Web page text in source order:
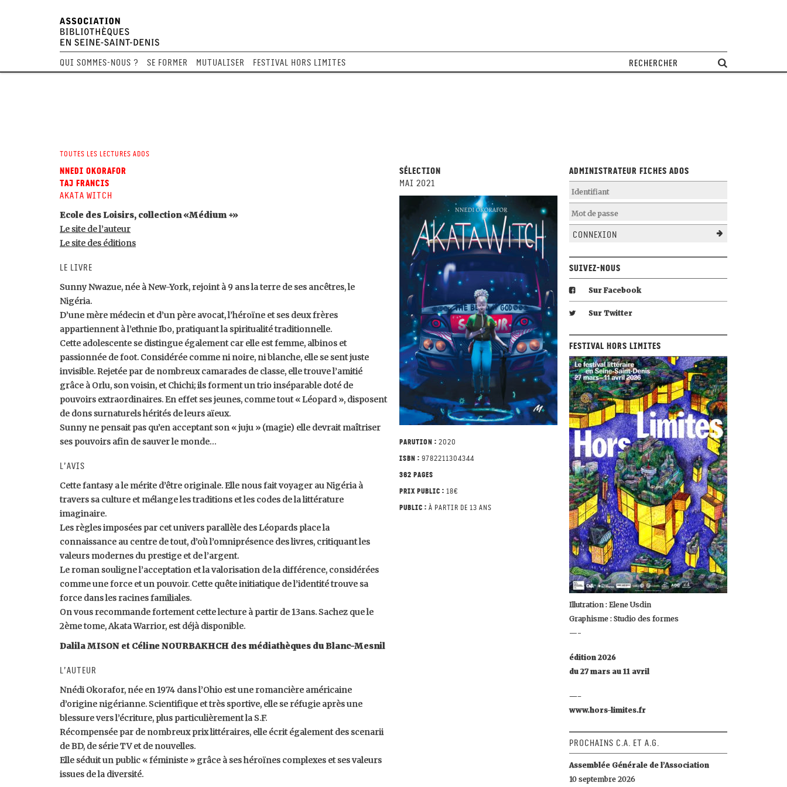
Qui sommes-nous ? Se former Mutualiser Festival Hors Limites
Toutes les lectures ados
Nnedi Okorafor
Taj Francis
Akata Witch
Ecole des Loisirs, collection «Médium +»
Le site de l’auteur
Le site des éditions
Le livre
Sunny Nwazue, née à New-York, rejoint à 9 ans la terre de ses ancêtres, le
Nigéria.
D’une mère médecin et d’un père avocat, l’héroïne et ses deux frères
appartiennent à l’ethnie Ibo, pratiquant la spiritualité traditionnelle.
Cette adolescente se distingue également car elle est femme, albinos et
passionnée de foot. Considérée comme ni noire, ni blanche, elle se sent juste
invisible. Rejetée par de nombreux camarades de classe, elle trouve l’amitié
grâce à Orlu, son voisin, et Chichi; ils forment un trio inséparable doté de
pouvoirs extraordinaires. En effet ses jeunes, comme tout « Léopard », disposent
de dons surnaturels hérités de leurs aïeux.
Sunny ne pensait pas qu’en acceptant son « juju » (magie) elle devrait maîtriser
ses pouvoirs afin de sauver le monde…
L’avis
Cette fantasy a le mérite d’être originale. Elle nous fait voyager au Nigéria à
travers sa culture et mélange les traditions et les codes de la littérature
imaginaire.
Les règles imposées par cet univers parallèle des Léopards place la
connaissance au centre de tout, d’où l’omniprésence des livres, critiquant les
valeurs modernes du prestige et de l’argent.
Le roman souligne l’acceptation et la valorisation de la différence, considérées
comme une force et un pouvoir. Cette quête initiatique de l’identité trouve sa
force dans les racines familiales.
On vous recommande fortement cette lecture à partir de 13ans. Sachez que le
2ème tome, Akata Warrior, est déjà disponible.
Dalila MISON et Céline NOURBAKHCH des médiathèques du Blanc-Mesnil
L’auteur
Nnédi Okorafor, née en 1974 dans l’Ohio est une romancière américaine
d’origine nigérianne. Scientifique et très sportive, elle se réfugie après une
blessure vers l’écriture, plus particulièrement la S.F.
Récompensée par de nombreux prix littéraires, elle écrit également des scenarii
de BD, de série TV et de nouvelles.
Elle séduit un public « féministe » grâce à ses héroïnes complexes et ses valeurs
issues de la diversité.
Sélection
mai 2021
Parution : 2020
ISBN : 9782211304344
362 pages
Prix public : 18€
Public : à partir de 13 ans
Administrateur Fiches Ados
Connexion
Suivez-nous
Sur Facebook
Sur Twitter
Festival Hors Limites
Illutration : Elene Usdin
Graphisme : Studio des formes
—-
édition 2026
du 27 mars au 11 avril
—-
www.hors-limites.fr
Prochains C.A. et A.G.
Assemblée Générale de l’Association
10 septembre 2026